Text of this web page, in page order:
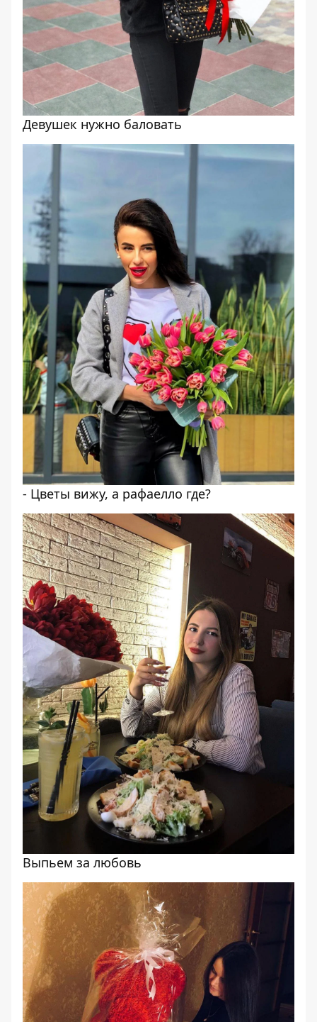
Девушек нужно баловать
- Цветы вижу, а рафаелло где?
Выпьем за любовь